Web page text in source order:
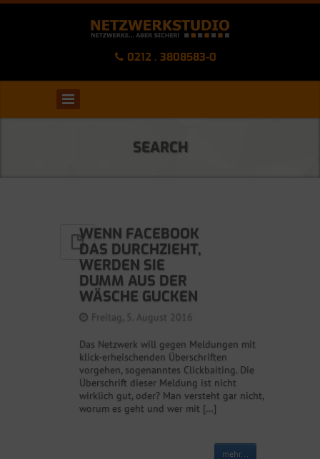
0212 . 3808583-0
SEARCH
WENN FACEBOOK
DAS DURCHZIEHT,
WERDEN SIE
DUMM AUS DER
WÄSCHE GUCKEN
Freitag, 5. August 2016
Das Netzwerk will gegen Meldungen mit
klick-erheischenden Überschriften
vorgehen, sogenanntes Clickbaiting. Die
Überschrift dieser Meldung ist nicht
wirklich gut, oder? Man versteht gar nicht,
worum es geht und wer mit […]
mehr...